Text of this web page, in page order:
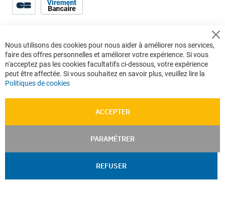
Nous utilisons des cookies pour nous aider à améliorer nos services,
faire des offres personnelles et améliorer votre expérience. Si vous
n'acceptez pas les cookies facultatifs ci-dessous, votre expérience
peut être affectée. Si vous souhaitez en savoir plus, veuillez lire la
Politiques de cookies
ACCEPTER
PARAMÉTRER
REFUSER